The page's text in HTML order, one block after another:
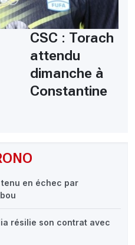
tenu en échec par
résilie son contrat avec
CSC : Torach
attendu
dimanche à
Constantine